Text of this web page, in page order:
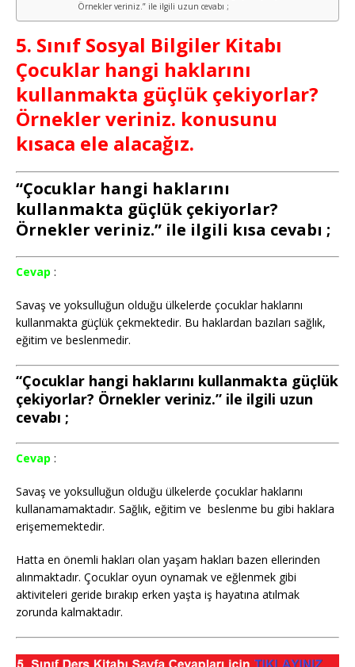
Örnekler veriniz.” ile ilgili uzun cevabı ;
5. Sınıf Sosyal Bilgiler Kitabı
Çocuklar hangi haklarını
kullanmakta güçlük çekiyorlar?
Örnekler veriniz. konusunu
kısaca ele alacağız.
“Çocuklar hangi haklarını
kullanmakta güçlük çekiyorlar?
Örnekler veriniz.” ile ilgili kısa cevabı ;
Cevap :
Savaş ve yoksulluğun olduğu ülkelerde çocuklar haklarını
kullanmakta güçlük çekmektedir. Bu haklardan bazıları sağlık,
eğitim ve beslenmedir.
“Çocuklar hangi haklarını kullanmakta güçlük
çekiyorlar? Örnekler veriniz.” ile ilgili uzun
cevabı ;
Cevap :
Savaş ve yoksulluğun olduğu ülkelerde çocuklar haklarını
kullanamamaktadır. Sağlık, eğitim ve beslenme bu gibi haklara
erişememektedir.
Hatta en önemli hakları olan yaşam hakları bazen ellerinden
alınmaktadır. Çocuklar oyun oynamak ve eğlenmek gibi
aktiviteleri geride bırakıp erken yaşta iş hayatına atılmak
zorunda kalmaktadır.